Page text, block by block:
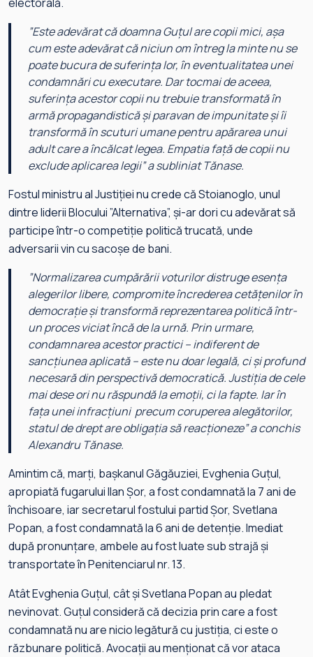
”Este adevărat că doamna Guțul are copii mici, așa
cum este adevărat că niciun om întreg la minte nu se
poate bucura de suferința lor, în eventualitatea unei
condamnări cu executare. Dar tocmai de aceea,
suferința acestor copii nu trebuie transformată în
armă propagandistică și paravan de impunitate și îi
transformă în scuturi umane pentru apărarea unui
adult care a încălcat legea. Empatia față de copii nu
exclude aplicarea legii” a subliniat Tănase.
Fostul ministru al Justiției nu crede că Stoianoglo, unul
dintre liderii Blocului ”Alternativa”, și-ar dori cu adevărat să
participe într-o competiție politică trucată, unde
adversarii vin cu sacoșe de bani.
”Normalizarea cumpărării voturilor distruge esența
alegerilor libere, compromite încrederea cetățenilor în
democrație și transformă reprezentarea politică într-
un proces viciat încă de la urnă. Prin urmare,
condamnarea acestor practici – indiferent de
sancțiunea aplicată – este nu doar legală, ci și profund
necesară din perspectivă democratică. Justiția de cele
mai dese ori nu răspundă la emoții, ci la fapte. Iar în
fața unei infracțiuni precum coruperea alegătorilor,
statul de drept are obligația să reacționeze” a conchis
Alexandru Tănase.
Amintim că, marți, bașkanul Găgăuziei, Evghenia Guțul,
apropiată fugarului Ilan Șor, a fost condamnată la 7 ani de
închisoare, iar secretarul fostului partid Șor, Svetlana
Popan, a fost condamnată la 6 ani de detenție. Imediat
după pronunțare, ambele au fost luate sub strajă și
transportate în Penitenciarul nr. 13.
Atât Evghenia Guțul, cât și Svetlana Popan au pledat
nevinovat. Guțul consideră că decizia prin care a fost
condamnată nu are nicio legătură cu justiția, ci este o
răzbunare politică. Avocații au menționat că vor ataca